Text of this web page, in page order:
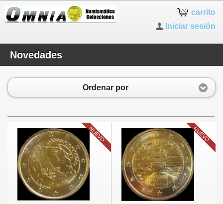
carrito
Iniciar sesión
Novedades
Ordenar por
NUEVO NUEVO